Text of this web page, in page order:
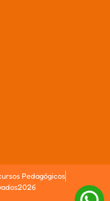
Pedagógicos